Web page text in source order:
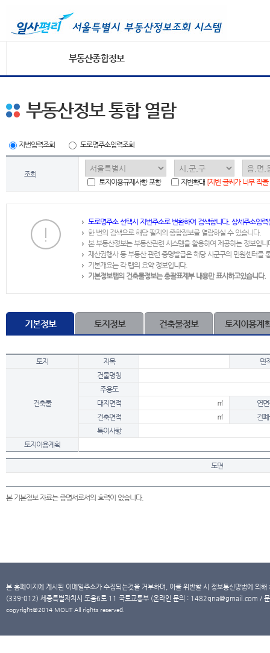
부동산종합정보
부동산정보 통합 열람
지번입력조회 도로명주소입력조회
조회
토지이용규제사항 포함
지번확대 [지번 글씨가 너무 작
도로명주소 선택시 지번주소로 변환하여 검색합니다. 상세주소입
한 번의 검색으로 해당 필지의 종합정보를 열람하실 수 있습니다.
본 부동산정보는 부동산관련 시스템을 활용하여 제공하는 정보입니
재산권행사 등 부동산 관련 증명발급은 해당 시군구의 민원센터를
기본개요는 각 탭의 요약 정보입니다.
기본정보탭의 건축물정보는 총괄표제부 내용만 표시하고있습니다.
기본정보 토지정보 건축물정보 토지이용계
토지 지목 면
건축물
건물명칭
주용도
대지면적
㎡
연
건축면적
㎡
건
특이사항
토지이용계획
도면
본 기본정보 자료는 증명서로서의 효력이 없습니다.
본 홈페이지에 게시된 이메일주소가 수집되는것을 거부하며, 이를 위반할 시 정보통신망법에 의
(339-012) 세종특별자치시 도움6로 11 국토교통부 (온라인 문의 : 1482qna@gmail.com /
copyright@2014 MOLIT All rights reserved.